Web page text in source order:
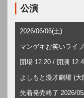
公演
2026/06/06(土)
マンゲキお笑いライ
開場 12:20 / 開演
よしもと漫才劇場 (大
先着発売終了 2026/